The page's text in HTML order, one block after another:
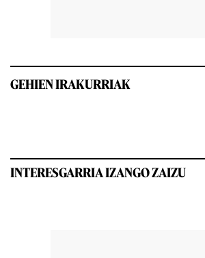
GEHIEN IRAKURRIAK
INTERESGARRIA IZANGO ZAIZU